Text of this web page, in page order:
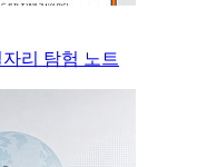
자리 탐험 노트